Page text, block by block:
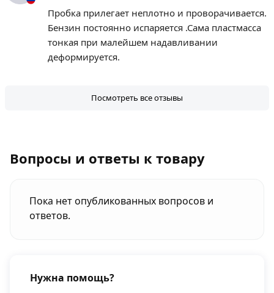
Пробка прилегает неплотно и проворачивается.
Бензин постоянно испаряется .Сама пластмасса
тонкая при малейшем надавливании
деформируется.
Посмотреть все отзывы
Вопросы и ответы к товару
Пока нет опубликованных вопросов и
ответов.
Нужна помощь?